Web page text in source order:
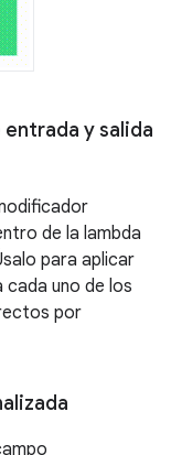
y salida
de la lambda
para aplicar
cada uno de los
por